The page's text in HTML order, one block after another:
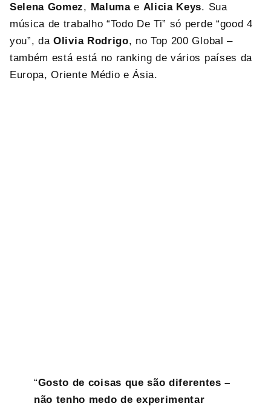
Selena Gomez, Malumae Alicia Keys. Sua
música de trabalho “Todo De Ti” só perde “good 4
you”, daOlivia Rodrigo, no Top 200 Global –
também está está no ranking de vários países da
Europa, Oriente Médio e Ásia.
“Gosto de coisas que são diferentes –
não tenho medo de experimentar